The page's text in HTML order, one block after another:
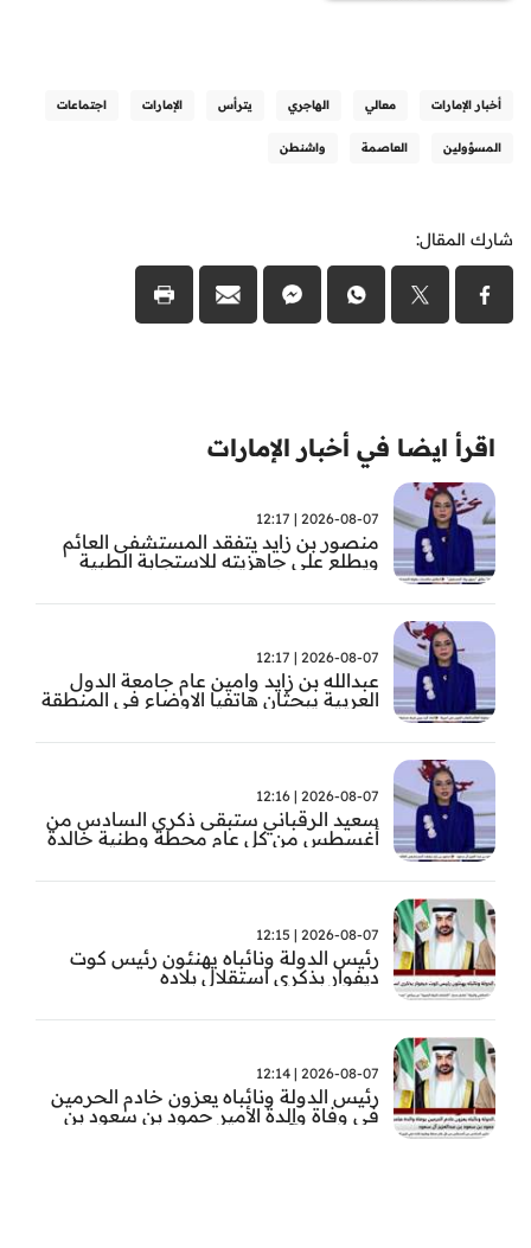
أخبار الإمارات معالي الهاجري يترأس الإمارات اجتماعات
المسؤولين العاصمة واشنطن
شارك المقال:
اقرأ ايضا في أخبار الإمارات
2026-08-07 | 12:17
منصور بن زايد يتفقد المستشفى العائم
ويطلع على جاهزيته للاستجابة الطبية
2026-08-07 | 12:17
عبدالله بن زايد وامين عام جامعة الدول
العربية يبحثان هاتفيا الاوضاع في المنطقة
2026-08-07 | 12:16
سعيد الرقباني ستبقى ذكرى السادس من
أغسطس من كل عام محطة وطنية خالدة
الوالد المؤسس
2026-08-07 | 12:15
رئيس الدولة ونائباه يهنئون رئيس كوت
ديفوار بذكرى استقلال بلاده
2026-08-07 | 12:14
رئيس الدولة ونائباه يعزون خادم الحرمين
في وفاة والدة الأمير حمود بن سعود بن